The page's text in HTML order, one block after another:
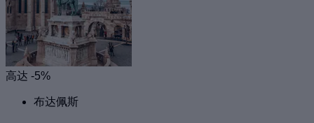
高达 -5%
布达佩斯